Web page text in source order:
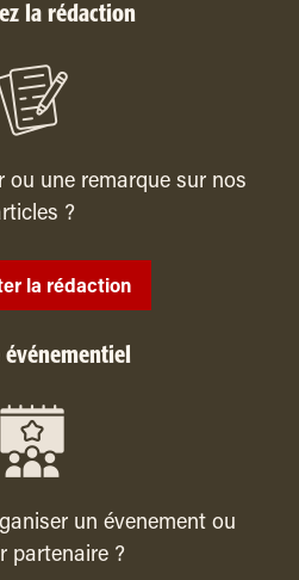
la rédaction
ou une remarque sur nos
?
la rédaction
événementiel
un évenement ou
partenaire ?